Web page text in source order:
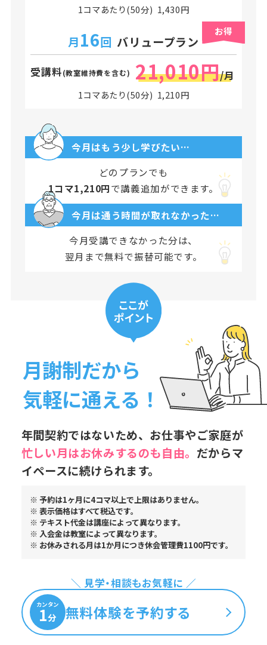
1コマあたり(50分) 1,430円
お得
月16回 バリュープラン
受講料(教室維持費を含む) 21,010円/月
1コマあたり(50分) 1,210円
今月はもう少し学びたい…
どのプランでも
1コマ1,210円で講義追加ができます。
今月は通う時間が取れなかった…
今月受講できなかった分は、
翌月まで無料で振替可能です。
月謝制だから
気軽に通える！
年間契約ではないため、お仕事やご家庭が
忙しい月はお休みするのも自由。 だからマ
イペースに続けられます。
※ 予約は1ヶ月に4コマ以上で上限はありません。
※ 表示価格はすべて税込です。
※ テキスト代金は講座によって異なります。
※ 入会金は教室によって異なります。
※ お休みされる月は1か月につき休会管理費1100円です。
＼ 見学・相談もお気軽に ／
カンタン
1分 無料体験を予約する